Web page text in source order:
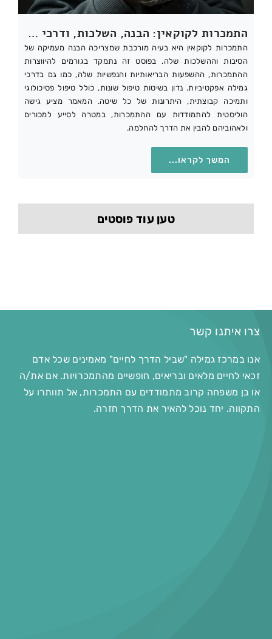
התמכרות לקוקאין: הבנה, השלכות, ודרכי גמילה
התמכרות לקוקאין היא בעיה מורכבת שמצריכה הבנה מעמיקה של
הסיבות וההשלכות שלה. בפוסט זה נתמקד בגורמים להיווצרות
ההתמכרות, ההשפעות הבריאותיות והנפשיות שלה, כמו גם בדרכי
גמילה אפקטיביות. נדון בשיטות טיפול שונות, כולל טיפול פסיכולוגי
ותמיכה קבוצתית, היתרונות של כל שיטה. המאמר מציע גישה
הוליסטית להתמודדות עם ההתמכרות, במטרה לסייע למכורים
ולאהוביהם להבין את הדרך להחלמה.
המשך לקראו...
טען עוד פוסטים
צרו איתנו קשר
אנו במרכז גמילה "שביל הדרך לחיים" מאמינים שכל אדם
זכאי לחיים מלאים ובריאים, חופשיים מהתמכרויות. אם את/ה
או בן משפחה קרוב מתמודדים עם התמכרות, אל תוותרו על
התקווה. יחד נוכל להאיר את הדרך חזרה.